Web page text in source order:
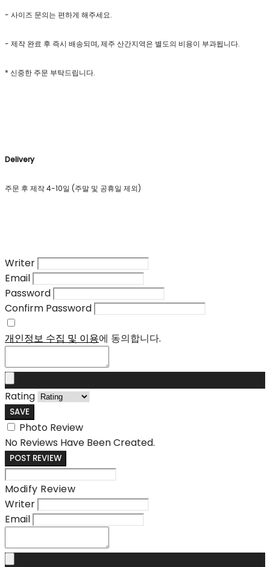
- 사이즈 문의는 편하게 해주세요.
- 제작 완료 후 즉시 배송되며, 제주 산간지역은 별도의 비용이 부과됩니다.
* 신중한 주문 부탁드립니다.
Delivery
주문 후 제작 4-10일 (주말 및 공휴일 제외)
Writer
Email
Password
Confirm Password
개인정보 수집 및 이용에 동의합니다.
Rating
SAVE
Photo Review
No Reviews Have Been Created.
POST REVIEW
Modify Review
Writer
Email